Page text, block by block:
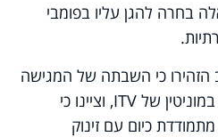
בחרה להגן עליו בפומבי
כי השבתה של המגישה
לשידור עלולה לפגוע קשות במוניטין של ITV, וציינו כי
כיום עם זינוק